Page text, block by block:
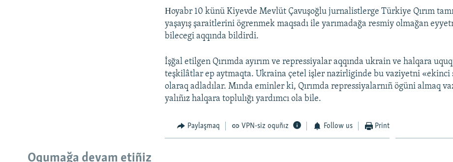
Нoyabr 10 künü Kiyevde Mevlüt Çavuşoğlu jurnalistlerge Türkiye Qırım
yaşayış şaraitlerini ögrenmek maqsadı ile yarımadağa resmiy olmağan
bilecegi aqqında bildirdi.
İşğal etilgen Qırımda ayırım ve repressiyalar aqqında ukrain ve halqara uquq
teşkilâtlar ep aytmaqta. Ukraina çetel işler nazirliginde bu vaziyetni «ekinci
olaraq adladılar. Mında eminler ki, Qırımda repressiyalarnıñ ögüni almaq
yalıñız halqara toplulığı yardımcı ola bile.
Paylaşmaq VPN-siz oquñız Follow us Print
Oqumağa devam etiñiz